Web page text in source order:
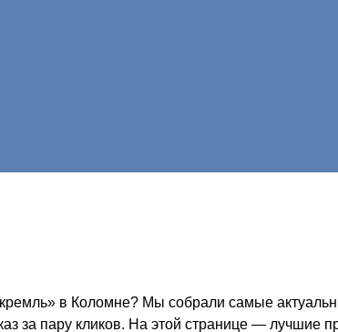
кремль» в Коломне? Мы собрали самые
за пару кликов. На этой странице —